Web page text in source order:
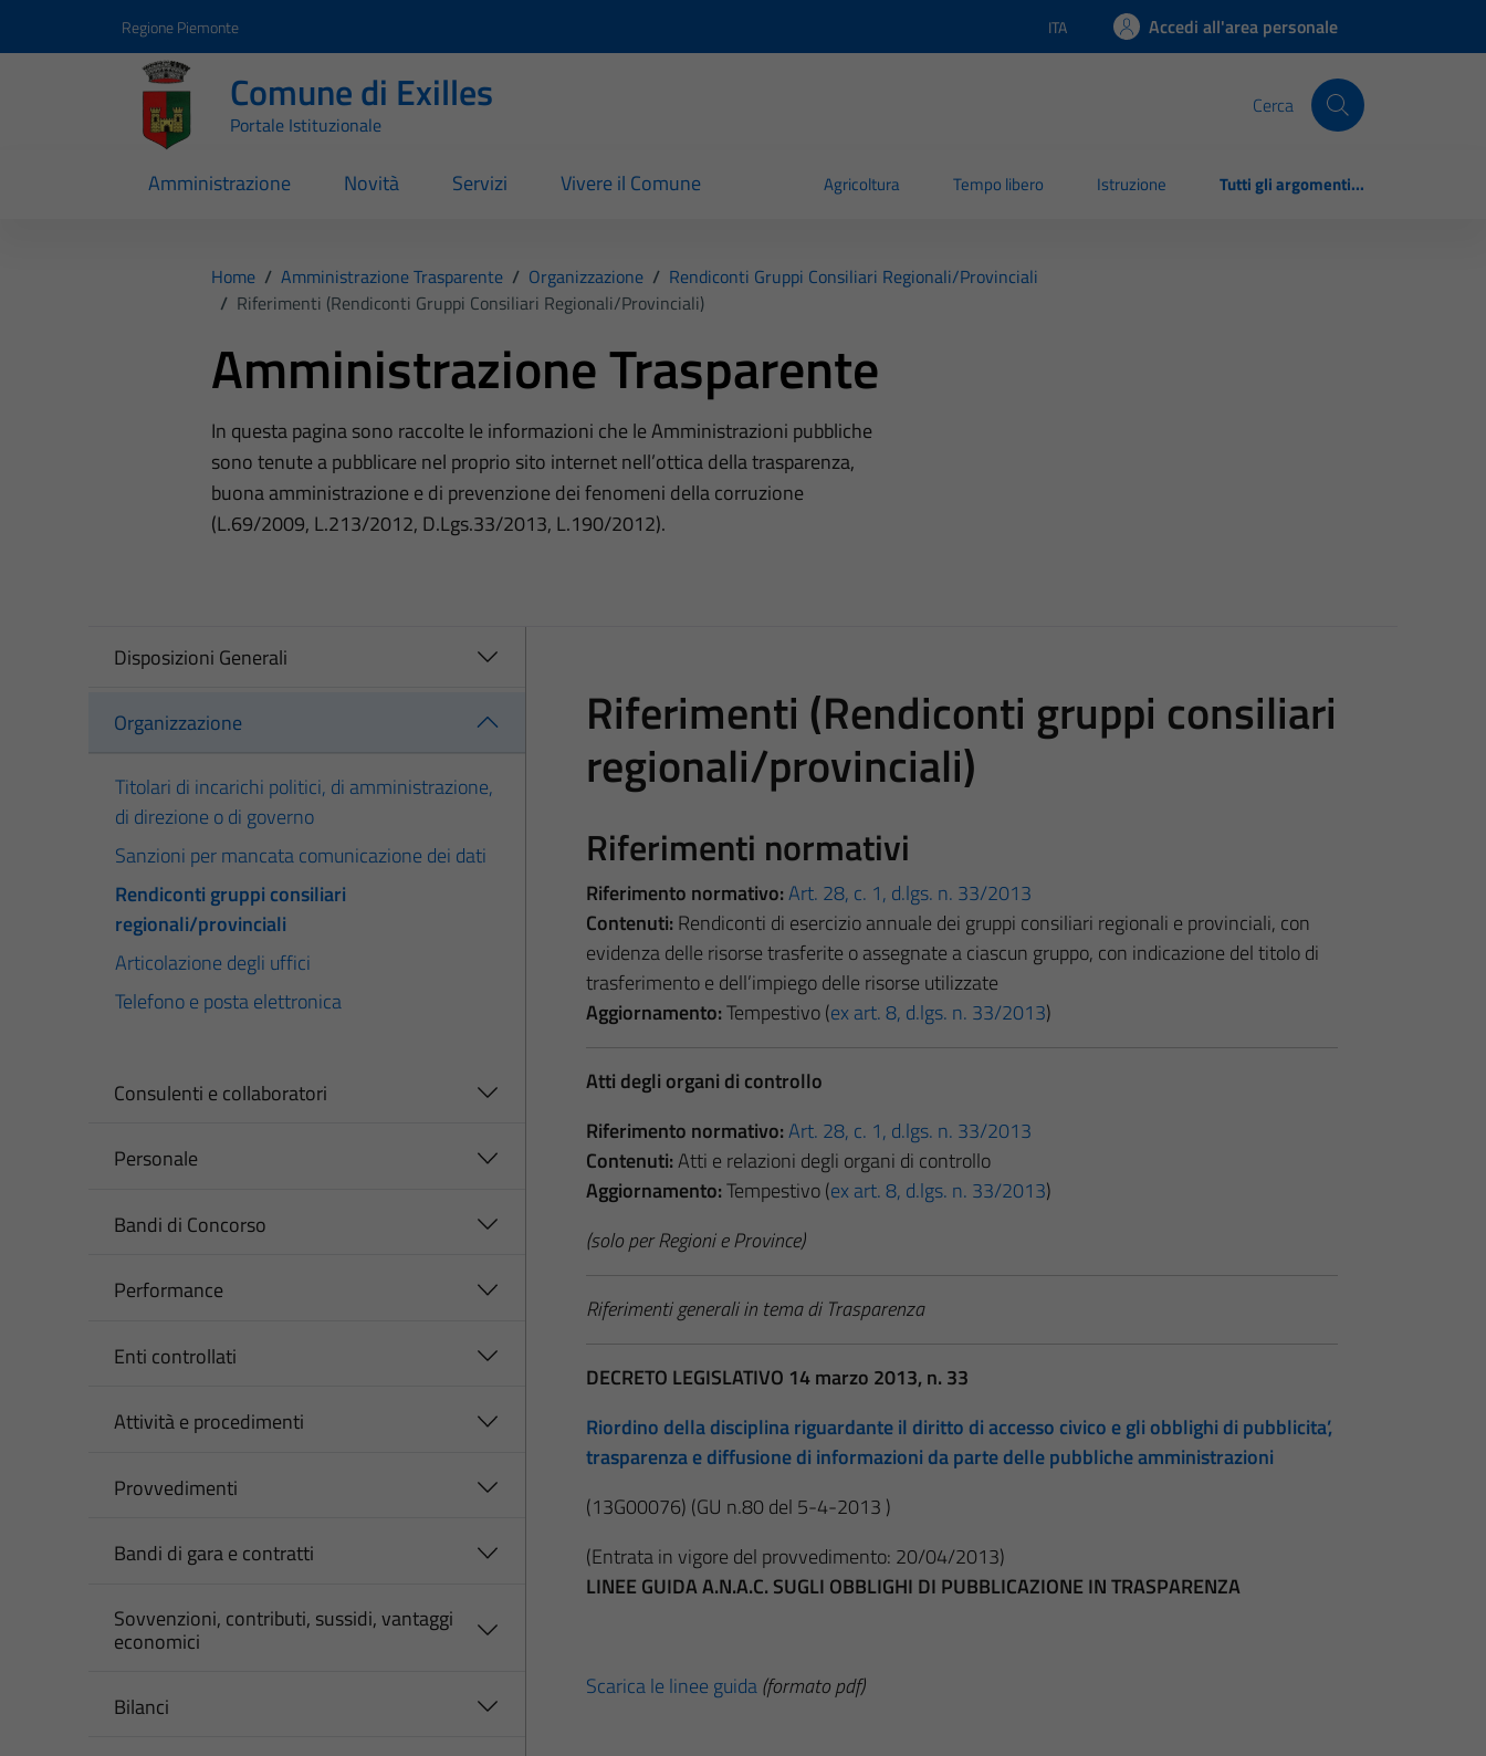
Regione Piemonte Lingua attiva:
ITA Accedi all'area personale
Comune di Exilles
Portale Istituzionale
Cerca
Amministrazione Novità Servizi Vivere il Comune Agricoltura Tempo libero Istruzione Tutti gli argomenti...
Home / Amministrazione Trasparente / Organizzazione / Rendiconti Gruppi Consiliari Regionali/provinciali
/ Riferimenti (Rendiconti Gruppi Consiliari Regionali/provinciali)
Amministrazione Trasparente
In questa pagina sono raccolte le informazioni che le Amministrazioni pubbliche
sono tenute a pubblicare nel proprio sito internet nell’ottica della trasparenza,
buona amministrazione e di prevenzione dei fenomeni della corruzione
(L.69/2009, L.213/2012, D.Lgs.33/2013, L.190/2012).
Disposizioni Generali
Organizzazione
Titolari di incarichi politici, di amministrazione,
di direzione o di governo
Sanzioni per mancata comunicazione dei dati
Rendiconti gruppi consiliari
regionali/provinciali
Articolazione degli uffici
Telefono e posta elettronica
Consulenti e collaboratori
Personale
Bandi di Concorso
Performance
Enti controllati
Attività e procedimenti
Provvedimenti
Bandi di gara e contratti
Sovvenzioni, contributi, sussidi, vantaggi
economici
Bilanci
Riferimenti (Rendiconti gruppi consiliari
regionali/provinciali)
Riferimenti normativi
Riferimento normativo:Art. 28, c. 1, d.lgs. n. 33/2013
Contenuti: Rendiconti di esercizio annuale dei gruppi consiliari regionali e provinciali, con
evidenza delle risorse trasferite o assegnate a ciascun gruppo, con indicazione del titolo di
trasferimento e dell’impiego delle risorse utilizzate
Aggiornamento:Tempestivo (ex art. 8, d.lgs. n. 33/2013)
Atti degli organi di controllo
Riferimento normativo:Art. 28, c. 1, d.lgs. n. 33/2013
Contenuti:Atti e relazioni degli organi di controllo
Aggiornamento:Tempestivo (ex art. 8, d.lgs. n. 33/2013)
(solo per Regioni e Province)
Riferimenti generali in tema di Trasparenza
DECRETO LEGISLATIVO 14 marzo 2013, n. 33
Riordino della disciplina riguardante il diritto di accesso civico e gli obblighi di pubblicita’,
trasparenza e diffusione di informazioni da parte delle pubbliche amministrazioni
(13G00076) (GU n.80 del 5-4-2013 )
(Entrata in vigore del provvedimento: 20/04/2013)
LINEE GUIDA A.N.A.C. SUGLI OBBLIGHI DI PUBBLICAZIONE IN TRASPARENZA
Scarica le linee guida(formato pdf)